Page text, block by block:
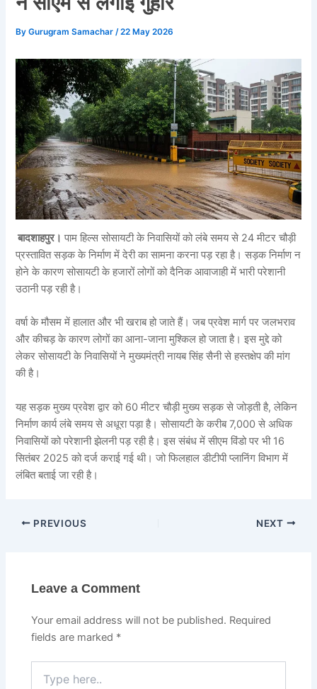
ByGurugram Samachar /22 May 2026
बादशाहपुर। पाम हिल्स सोसायटी के निवासियों को लंबे समय से 24 मीटर चौड़ी
प्रस्तावित सड़क के निर्माण में देरी का सामना करना पड़ रहा है। सड़क निर्माण न
होने के कारण सोसायटी के हजारों लोगों को दैनिक आवाजाही में भारी परेशानी
उठानी पड़ रही है।
वर्षा के मौसम में हालात और भी खराब हो जाते हैं। जब प्रवेश मार्ग पर जलभराव
और कीचड़ के कारण लोगों का आना-जाना मुश्किल हो जाता है। इस मुद्दे को
लेकर सोसायटी के निवासियों ने मुख्यमंत्री नायब सिंह सैनी से हस्तक्षेप की मांग
की है।
यह सड़क मुख्य प्रवेश द्वार को 60 मीटर चौड़ी मुख्य सड़क से जोड़ती है, लेकिन
निर्माण कार्य लंबे समय से अधूरा पड़ा है। सोसायटी के करीब 7,000 से अधिक
निवासियों को परेशानी झेलनी पड़ रही है। इस संबंध में सीएम विंडो पर भी 16
सितंबर 2025 को दर्ज कराई गई थी। जो फिलहाल डीटीपी प्लानिंग विभाग में
लंबित बताई जा रही है।
PREVIOUS NEXT
Leave a Comment
Your email address will not be published. Required
fields are marked *
here..